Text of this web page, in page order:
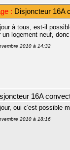
: Disjoncteur 16A
à tous, est-il
un logement neuf,
2010 à 14:32
16A
oui c'est possible
2010 à 18:16